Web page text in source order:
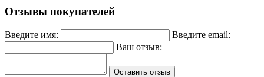
Отзывы покупателей
Введите имя:
Введите email:
Ваш отзыв:
Оставить отзыв